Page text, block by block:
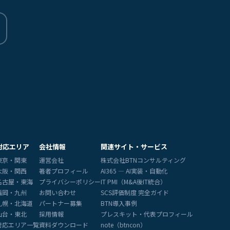
応エリア
京・関東
阪・関西
古屋・東海
岡・九州
幌・北海道
台・東北
応エリア一覧
会社情報
運営会社
著者プロフィール
プライバシーポリシー
お問い合わせ
パートナー募集
採用情報
資料ダウンロード
関連サイト・サービス
株式会社BTNコンサルティング
AI365 — AI実装・自動化
IT PMI（M&A後IT統合）
SCS評価制度 完全ガイド
BTN導入事例
プレスキット・代表プロフィール
note（btncon）